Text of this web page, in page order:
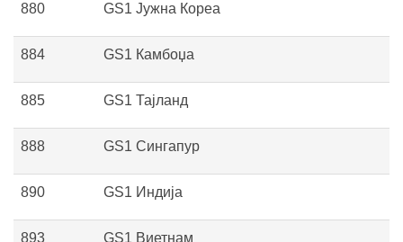
880 GS1 Јужна Кореа
884 GS1 Камбоџа
885 GS1 Тајланд
888 GS1 Сингапур
890 GS1 Индија
893 GS1 Виетнам